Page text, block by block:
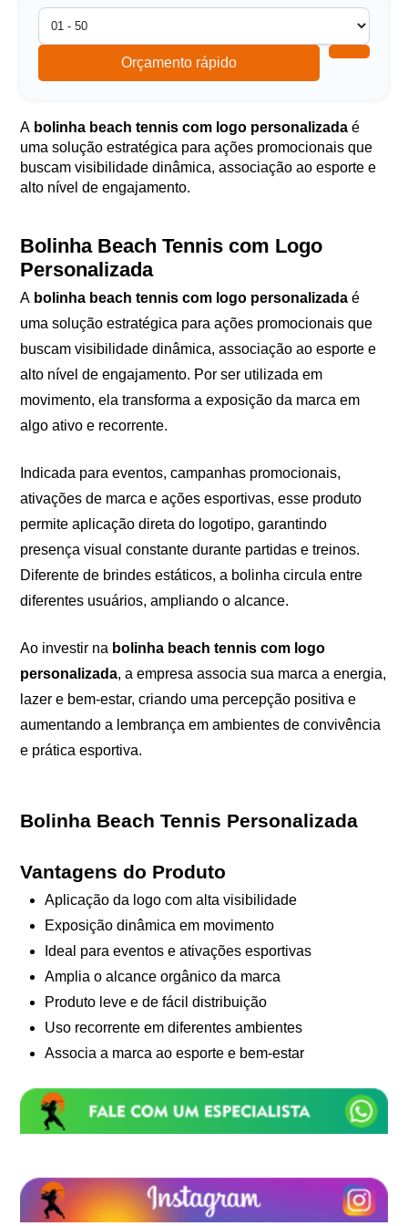
Orçamento rápido
A bolinha beach tennis com logo personalizada é
uma solução estratégica para ações promocionais que
buscam visibilidade dinâmica, associação ao esporte e
alto nível de engajamento.
Bolinha Beach Tennis com Logo
Personalizada
A bolinha beach tennis com logo personalizada é
uma solução estratégica para ações promocionais que
buscam visibilidade dinâmica, associação ao esporte e
alto nível de engajamento. Por ser utilizada em
movimento, ela transforma a exposição da marca em
algo ativo e recorrente.
Indicada para eventos, campanhas promocionais,
ativações de marca e ações esportivas, esse produto
permite aplicação direta do logotipo, garantindo
presença visual constante durante partidas e treinos.
Diferente de brindes estáticos, a bolinha circula entre
diferentes usuários, ampliando o alcance.
Ao investir na bolinha beach tennis com logo
personalizada, a empresa associa sua marca a energia,
lazer e bem-estar, criando uma percepção positiva e
aumentando a lembrança em ambientes de convivência
e prática esportiva.
Bolinha Beach Tennis Personalizada
Vantagens do Produto
Aplicação da logo com alta visibilidade
Exposição dinâmica em movimento
Ideal para eventos e ativações esportivas
Amplia o alcance orgânico da marca
Produto leve e de fácil distribuição
Uso recorrente em diferentes ambientes
Associa a marca ao esporte e bem-estar